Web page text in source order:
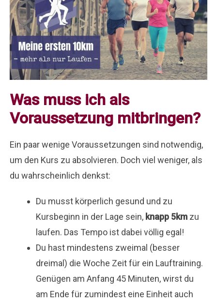
Was muss ich als
Voraussetzung mitbringen?
Ein paar wenige Voraussetzungen sind notwendig,
um den Kurs zu absolvieren. Doch viel weniger, als
du wahrscheinlich denkst:
Du musst körperlich gesund und zu
Kursbeginn in der Lage sein, knapp 5km zu
laufen. Das Tempo ist dabei völlig egal!
Du hast mindestens zweimal (besser
dreimal) die Woche Zeit für ein Lauftraining.
Genügen am Anfang 45 Minuten, wirst du
am Ende für zumindest eine Einheit auch